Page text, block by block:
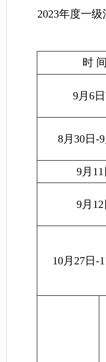
2023年度一
时 间
9月6
8月30日-
9月11
9月
10月27日-